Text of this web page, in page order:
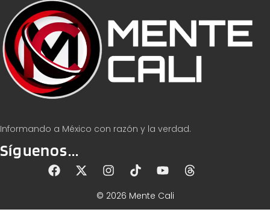
Informando a México con razón y la verdad.
Síguenos...
© 2026 Mente Cali